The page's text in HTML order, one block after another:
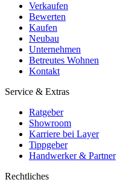
Verkaufen
Bewerten
Kaufen
Neubau
Unternehmen
Betreutes Wohnen
Kontakt
Service & Extras
Ratgeber
Showroom
Karriere bei Layer
Tippgeber
Handwerker & Partner
Rechtliches